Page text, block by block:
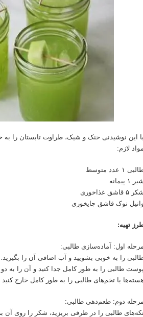
با این نوشیدنی خنک و شیک، طراوت تابستان را به
مواد لازم:
۱ عدد متوسط
شیر ۱ پیمانه
شکر ۵ قاشق غذاخوری
نوک قاشق چایخوری
تهیه:
مرحله اول: آماده‌سازی طالبی:
را به خوبی بشویید و آب اضافی آن را بگیرید.
پوست طالبی را به طور کامل جدا کنید و آن را به دو
هسته‌ها یا تخم‌های طالبی را به طور کامل خارج
مرحله دوم: طعم‌دهی طالبی:
طالبی را در ظرفی بریزید، شکر را روی آن